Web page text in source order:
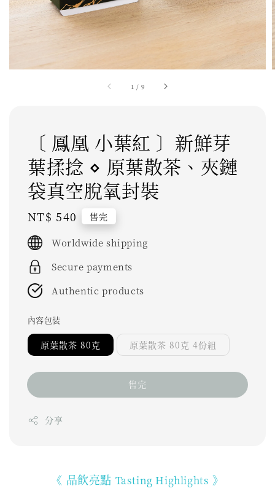
1 / 9
〔 鳳凰 小葉紅 〕新鮮芽
葉揉捻 ⋄ 原葉散茶、夾鏈
袋真空脫氧封裝
Regular
price
NT$ 540 售完
Worldwide shipping
Secure payments
Authentic products
內容包裝
原葉散茶 80克 原葉散茶 80克 4份組
售完
分享
《 品飲亮點 Tasting Highlights 》